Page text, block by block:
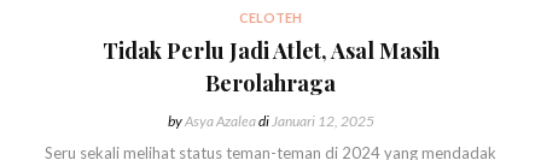
CELOTEH
Tidak Perlu Jadi Atlet, Asal Masih
Berolahraga
byAsya AzaleadiJanuari 12, 2025
Seru sekali melihat status teman-teman di 2024 yang mendadak